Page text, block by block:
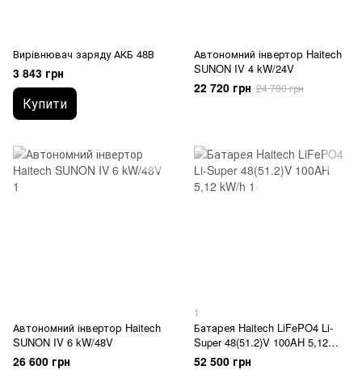
Вирівнювач заряду АКБ 48В
3 843 грн
Купити
Автономний інвертор Haitech
SUNON IV 4 kW/24V
22 720 грн 24 700 грн
Автономний інвертор Haitech
SUNON IV 6 kW/48V
26 600 грн
1
Батарея Haitech LiFePO4 Li-
Super 48(51.2)V 100AH 5,12
kW/h
52 500 грн